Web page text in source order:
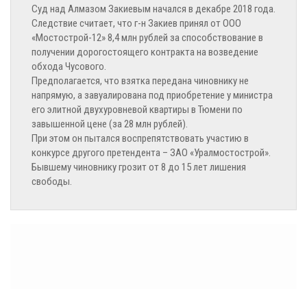
Суд над Алмазом Закиевым начался в декабре 2018 года.
Следствие считает, что г-н Закиев принял от ООО
«Мостострой-12» 8,4 млн рублей за способствование в
получении дорогостоящего контракта на возведение
обхода Чусового.
Предполагается, что взятка передана чиновнику не
напрямую, а завуалирована под приобретение у министра
его элитной двухуровневой квартиры в Тюмени по
завышенной цене (за 28 млн рублей).
При этом он пытался воспрепятствовать участию в
конкурсе другого претендента – ЗАО «Уралмостострой».
Бывшему чиновнику грозит от 8 до 15 лет лишения
свободы.